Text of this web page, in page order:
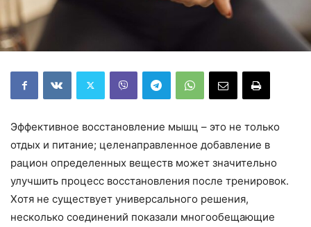
Эффективное восстановление мышц – это не только
отдых и питание; целенаправленное добавление в
рацион определенных веществ может значительно
улучшить процесс восстановления после тренировок.
Хотя не существует универсального решения,
несколько соединений показали многообещающие